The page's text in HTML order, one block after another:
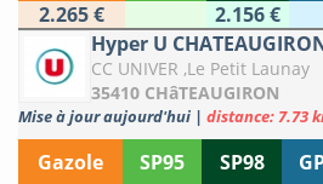
2.265 €
2.156 €
Hyper U
CC UNIVER ,Le Petit Launay
35410 CHâTEAUGIRON
Mise à jour aujourd'hui | distance: 7.73
Gazole SP95 SP98